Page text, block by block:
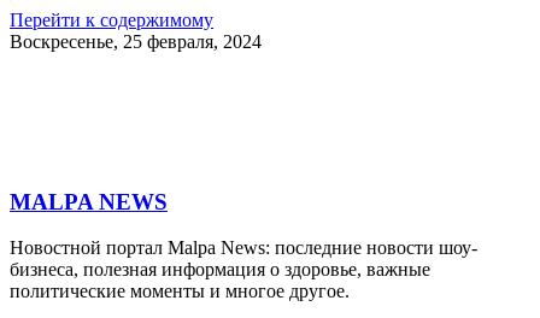
Перейти к содержимому
Воскресенье, 25 февраля, 2024
MALPA NEWS
Новостной портал Malpa News: последние новости шоу-
бизнеса, полезная информация о здоровье, важные
политические моменты и многое другое.